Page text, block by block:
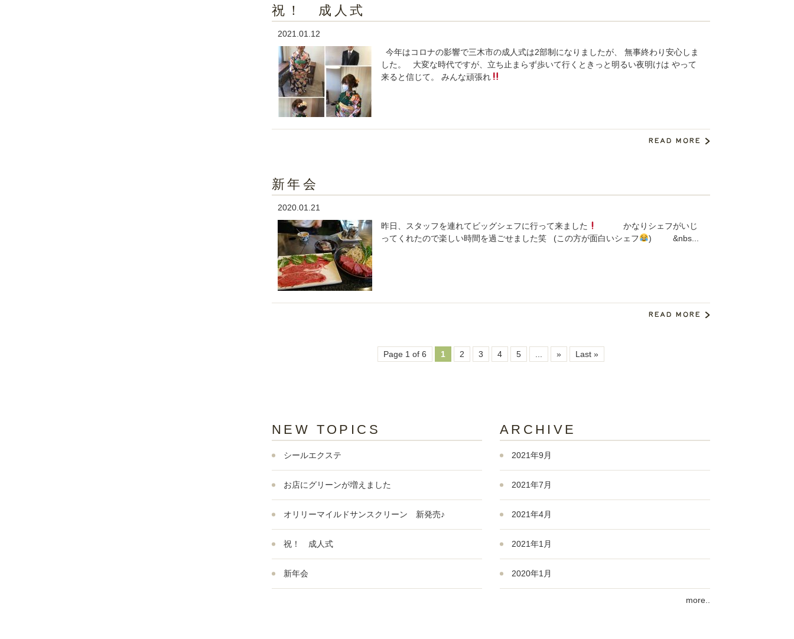
祝！ 成人式
2021.01.12
今年はコロナの影響で三木市の成人式は2部制になりましたが、 無事終わり安心しま
した。 大変な時代ですが、立ち止まらず歩いて行くときっと明るい夜明けは やって
来ると信じて。 みんな頑張れ
新年会
2020.01.21
昨日、スタッフを連れてビッグシェフに行って来ました
かなりシェフがいじ
ってくれたので楽しい時間を過ごせました笑 (この方が面白いシェフ
) &nbs...
Page 1 of 6 1 2 3 4 5 » Last »
NEW TOPICS
シールエクステ
お店にグリーンが増えました
オリリーマイルドサンスクリーン 新発売♪
祝！ 成人式
新年会
ARCHIVE
2021年9月
2021年7月
2021年4月
2021年1月
2020年1月
more..